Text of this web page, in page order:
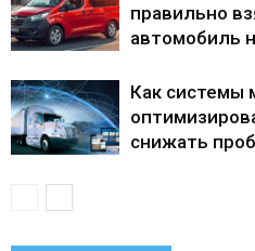
правильно
автомобиль
Как системы
снижать